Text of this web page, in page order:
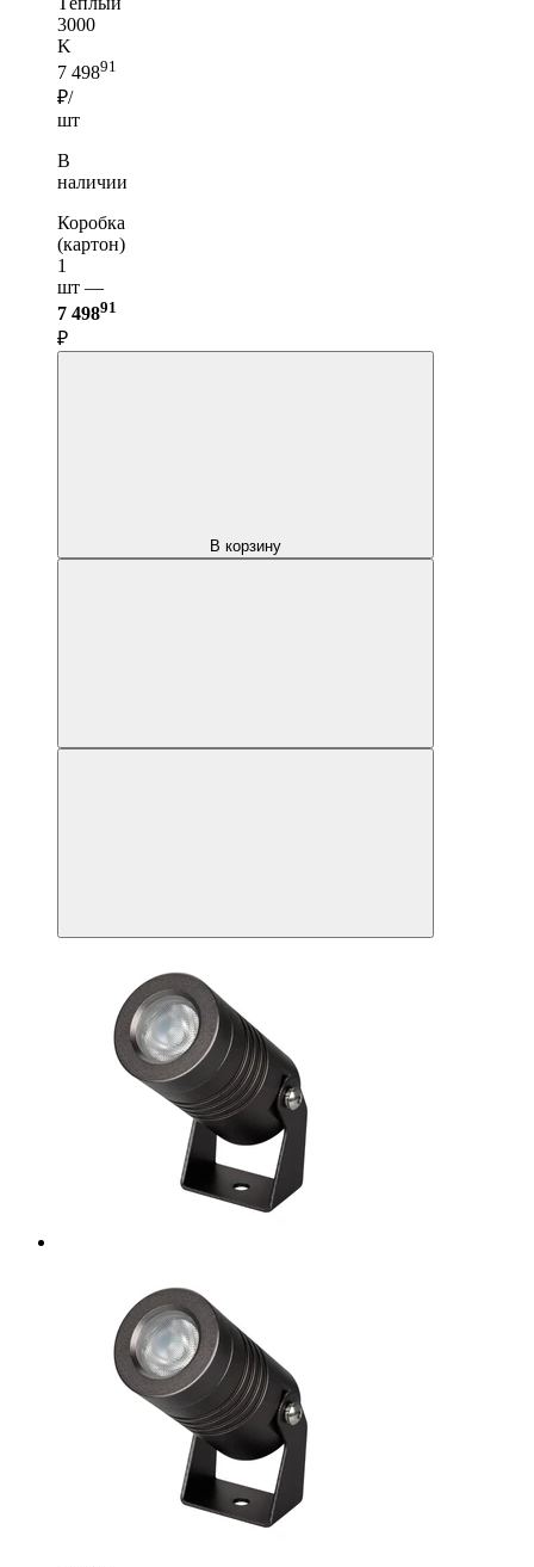
3000
K
7 49891
₽/
шт
В
наличии
Коробка
(картон)
1
шт —
7 49891
₽
В корзину